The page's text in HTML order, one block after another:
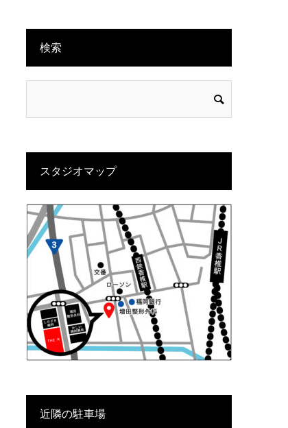
検索
スタジオマップ
近隣の駐車場